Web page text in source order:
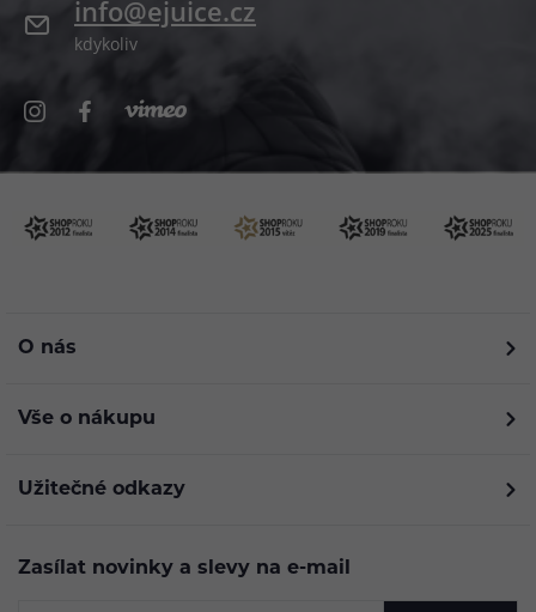
info@ejuice.cz
kdykoliv
O nás
Vše o nákupu
Užitečné odkazy
Zasílat novinky a slevy na e-mail